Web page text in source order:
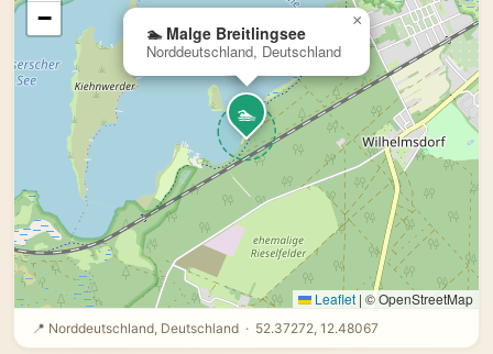
🏊
🏊 Malge Breitlingsee
Norddeutschland, Deutschland
×
−
Leaflet | © OpenStreetMap
📍 Norddeutschland, Deutschland · 52.37272, 12.48067